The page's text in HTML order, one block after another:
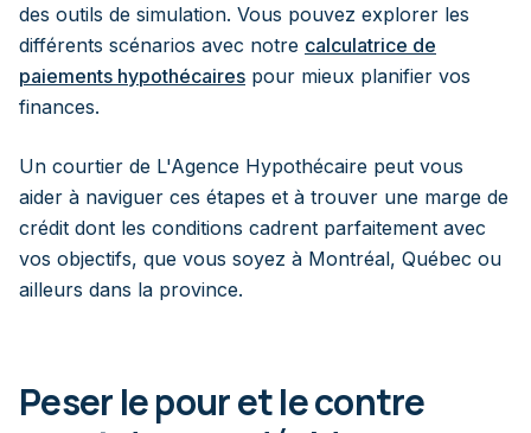
des outils de simulation. Vous pouvez explorer les
différents scénarios avec notre calculatrice de
paiements hypothécaires pour mieux planifier vos
finances.
Un courtier de L'Agence Hypothécaire peut vous
aider à naviguer ces étapes et à trouver une marge de
crédit dont les conditions cadrent parfaitement avec
vos objectifs, que vous soyez à Montréal, Québec ou
ailleurs dans la province.
Peser le pour et le contre